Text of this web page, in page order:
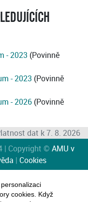
- 2023 (Povinně
- 2023 (Povinně
- 2026 (Povinně
dat k 7. 8. 2026
| Copyright © AMU v
| Cookies
cookies. Když